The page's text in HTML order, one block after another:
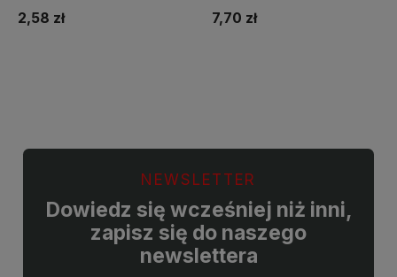
2,58 zł 7,70 zł
NEWSLETTER
Dowiedz się wcześniej niż inni,
zapisz się do naszego
newslettera